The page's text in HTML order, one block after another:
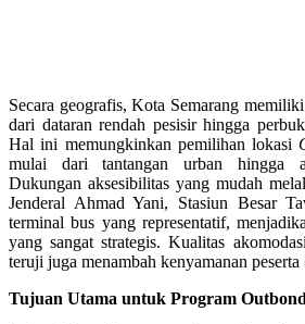
Secara geografis, Kota Semarang
dari dataran rendah pesisir hingga
Hal ini memungkinkan pemilihan lokasi
mulai dari tantangan urban hingga
Dukungan aksesibilitas yang mudah
Jenderal Ahmad Yani, Stasiun Besar
terminal bus yang representatif,
yang sangat strategis. Kualitas
teruji juga menambah kenyamanan peserta
Tujuan Utama untuk Program